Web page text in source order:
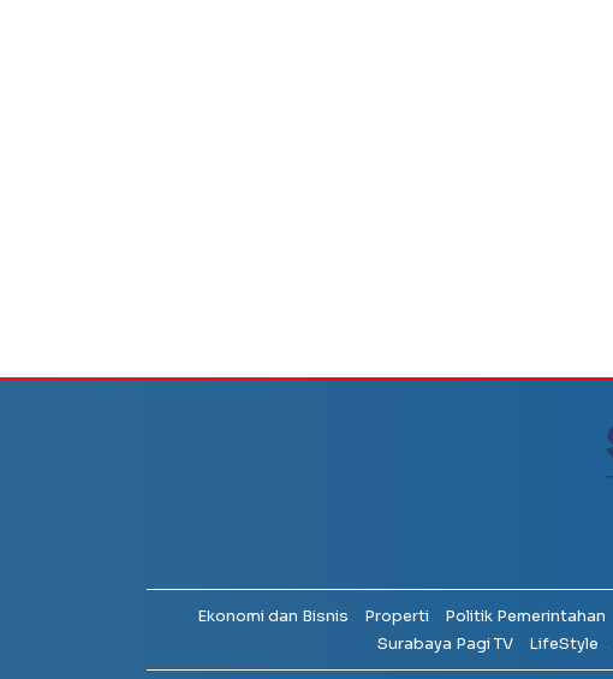
Ekonomi dan Bisnis Properti Politik Pemerintahan
Surabaya Pagi TV
LifeStyle